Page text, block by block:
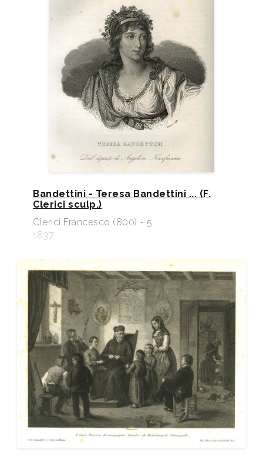
Bandettini - Teresa Bandettini ... (F.
Clerici sculp.)
Clerici Francesco (800) - 5
1837